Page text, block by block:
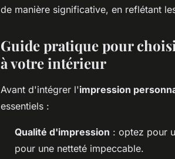
de manière significative, en reflétant
Guide pratique pour
à votre intérieur
Avant d'intégrer l'impression
essentiels :
Qualité d'impression : optez pour
pour une netteté impeccable.